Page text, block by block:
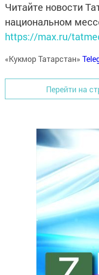
Читайте новости
национальном
https://max.ru/
«Кукмор Татарстан»
Перейти на